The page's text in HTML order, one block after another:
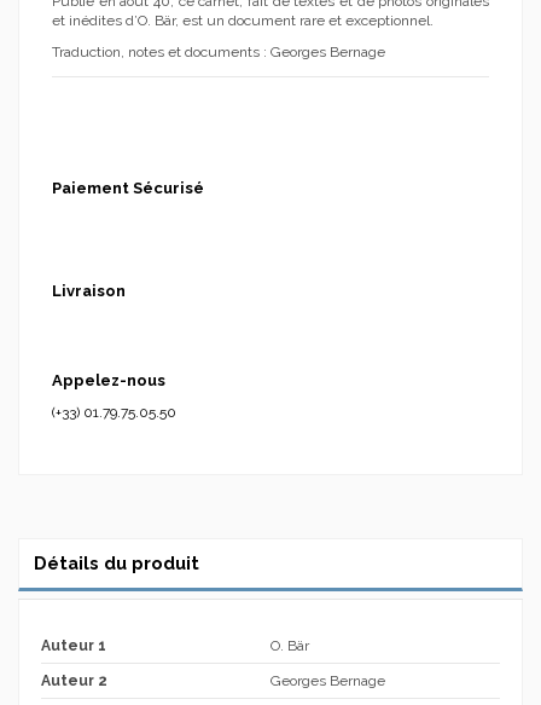
et inédites d’O. Bär, est un document rare et exceptionnel.
Traduction, notes et documents : Georges Bernage
Paiement Sécurisé
Livraison
Appelez-nous
(+33) 01.79.75.05.50
Détails du produit
Auteur 1 O. Bär
Auteur 2 Georges Bernage